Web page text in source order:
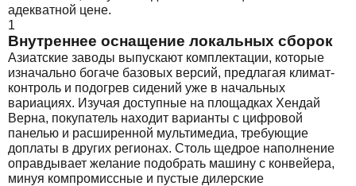
адекватной цене.
1
Внутреннее оснащение локальных сборок
Азиатские заводы выпускают комплектации, которые
изначально богаче базовых версий, предлагая климат-
контроль и подогрев сидений уже в начальных
вариациях. Изучая доступные на площадках Хендай
Верна, покупатель находит варианты с цифровой
панелью и расширенной мультимедиа, требующие
доплаты в других регионах. Столь щедрое наполнение
оправдывает желание подобрать машину с конвейера,
минуя компромиссные и пустые дилерские